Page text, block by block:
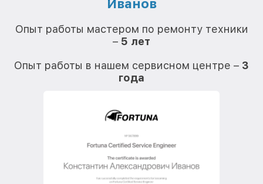
Иванов
Опыт работы мастером по ремонту техники
– 5 лет
Опыт работы в нашем сервисном центре – 3
года